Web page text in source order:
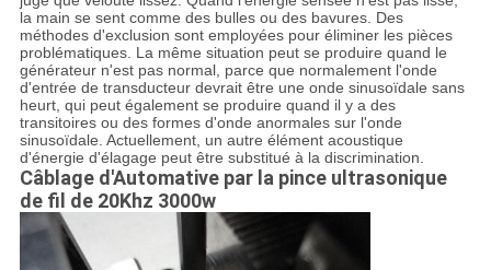
la main se sent comme des bulles ou des bavures. Des
méthodes d'exclusion sont employées pour éliminer les pièces
problématiques. La même situation peut se produire quand le
générateur n'est pas normal, parce que normalement l'onde
d'entrée de transducteur devrait être une onde sinusoïdale sans
heurt, qui peut également se produire quand il y a des
transitoires ou des formes d'onde anormales sur l'onde
sinusoïdale. Actuellement, un autre élément acoustique
d'énergie d'élagage peut être substitué à la discrimination.
Câblage d'Automative par la pince ultrasonique
de fil de 20Khz 3000w